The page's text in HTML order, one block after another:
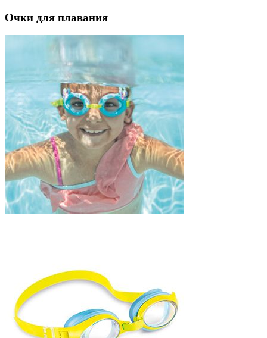
Очки для плавания